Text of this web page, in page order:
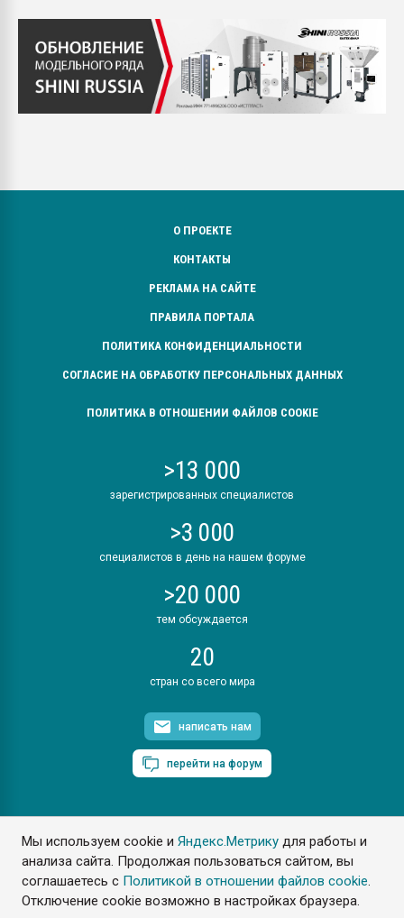
Мы используем cookie иЯндекс.Метрику для работы и
анализа сайта. Продолжая пользоваться сайтом, вы
соглашаетесь с Политикой в отношении файлов cookie.
Отключение cookie возможно в настройках браузера.
О ПРОЕКТЕ
КОНТАКТЫ
РЕКЛАМА НА САЙТЕ
ПРАВИЛА ПОРТАЛА
ПОЛИТИКА КОНФИДЕНЦИАЛЬНОСТИ
СОГЛАСИЕ НА ОБРАБОТКУ ПЕРСОНАЛЬНЫХ ДАННЫХ
ПОЛИТИКА В ОТНОШЕНИИ ФАЙЛОВ COOKIE
>13 000
зарегистрированных специалистов
>3 000
специалистов в день на нашем форуме
>20 000
тем обсуждается
20
стран со всего мира
написать нам
перейти на форум
ПластЭксперт © 2006. Все права защищены
Разрешается копирование материалов сайта с обязательной
ссылкой на www.e-plastic.ru
Разработка сайта